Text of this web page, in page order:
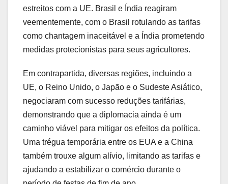
estreitos com a UE. Brasil e Índia reagiram
veementemente, com o Brasil rotulando as tarifas
como chantagem inaceitável e a Índia prometendo
medidas protecionistas para seus agricultores.
Em contrapartida, diversas regiões, incluindo a
UE, o Reino Unido, o Japão e o Sudeste Asiático,
negociaram com sucesso reduções tarifárias,
demonstrando que a diplomacia ainda é um
caminho viável para mitigar os efeitos da política.
Uma trégua temporária entre os EUA e a China
também trouxe algum alívio, limitando as tarifas e
ajudando a estabilizar o comércio durante o